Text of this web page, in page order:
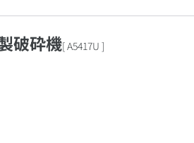
破砕機[A5417U ]